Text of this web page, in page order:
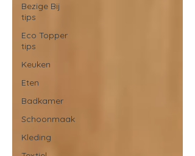
Bezige Bij
tips
Eco Topper
tips
Keuken
Eten
Badkamer
Schoonmaak
Kleding